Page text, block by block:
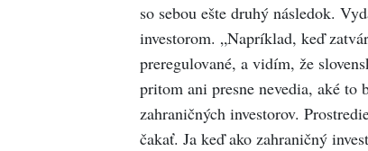
so sebou ešte druhý následok.
investorom. „Napríklad, keď
preregulované, a vidím, že
pritom ani presne nevedia, aké
zahraničných investorov.
čakať. Ja keď ako zahraničný